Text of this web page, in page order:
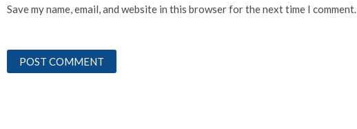
Save my name, email, and website in this browser for the next time I comment.